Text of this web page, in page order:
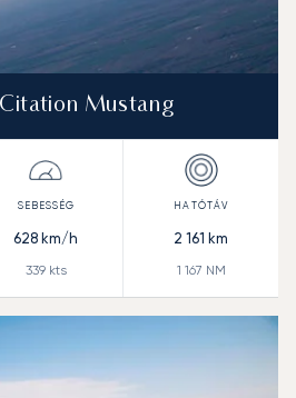
Mustang
628 km/h
339kts
2 161 km
1 167 NM